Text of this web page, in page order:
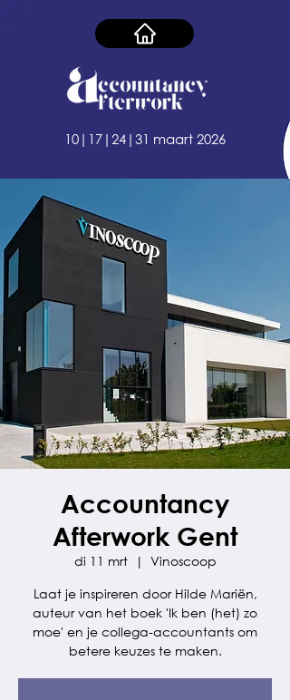
10|17|24|31 maart 2026
Accountancy
Afterwork Gent
di 11 mrt
  |
Vinoscoop
Laat je inspireren door Hilde Mariën,
auteur van het boek 'Ik ben (het) zo
moe' en je collega-accountants om
betere keuzes te maken.